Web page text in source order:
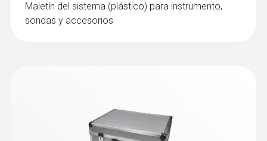
Maletín del sistema (plástico) para instrumento,
sondas y accesorios